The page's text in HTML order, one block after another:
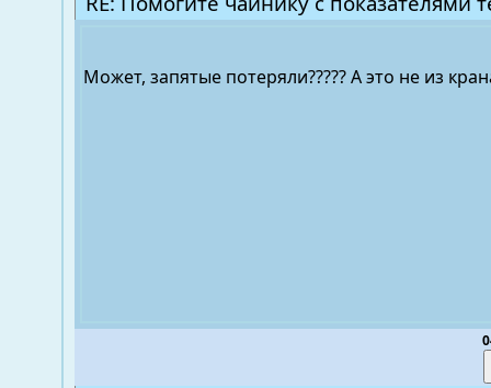
Может, запятые потеряли????? А это не из